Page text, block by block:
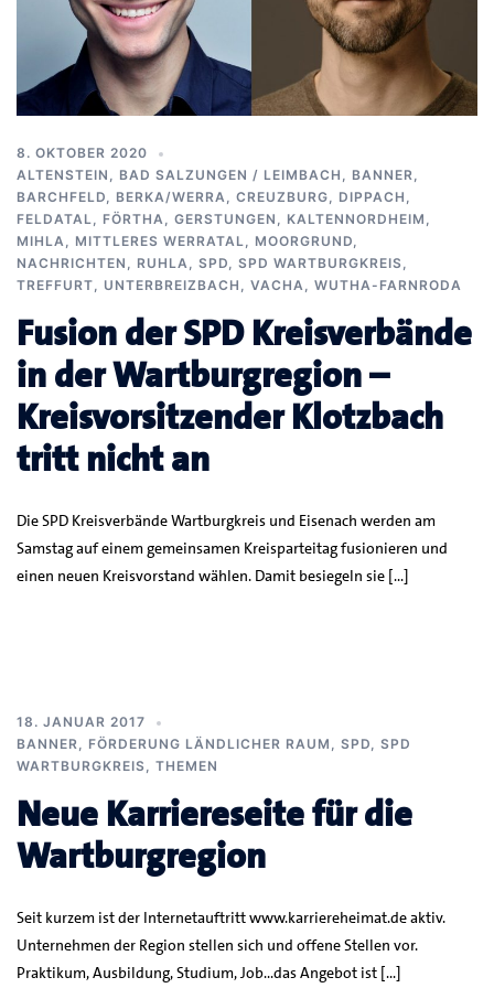
8. OKTOBER 2020
ALTENSTEIN , BAD SALZUNGEN / LEIMBACH , BANNER,
BARCHFELD, BERKA/WERRA, CREUZBURG, DIPPACH ,
FELDATAL, FÖRTHA, GERSTUNGEN , KALTENNORDHEIM ,
MIHLA, MITTLERES WERRATAL, MOORGRUND,
NACHRICHTEN , RUHLA, SPD, SPD WARTBURGKREIS,
TREFFURT, UNTERBREIZBACH , VACHA, WUTHA-FARNRODA
Fusion der SPD Kreisverbände
in der Wartburgregion –
Kreisvorsitzender Klotzbach
tritt nicht an
Die SPD Kreisverbände Wartburgkreis und Eisenach werden am
Samstag auf einem gemeinsamen Kreisparteitag fusionieren und
einen neuen Kreisvorstand wählen. Damit besiegeln sie […]
18. JANUAR 2017
BANNER, FÖRDERUNG LÄNDLICHER RAUM , SPD, SPD
WARTBURGKREIS, THEMEN
Neue Karriereseite für die
Wartburgregion
Seit kurzem ist der Internetauftritt www.karriereheimat.de aktiv.
Unternehmen der Region stellen sich und offene Stellen vor.
Praktikum, Ausbildung, Studium, Job…das Angebot ist […]